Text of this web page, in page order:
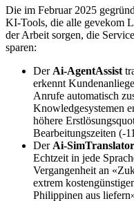
Die im Februar 2025
KI-Tools, die alle gevekom
der Arbeit sorgen, die
sparen:
Der Ai-AgentAssist
erkennt
Anrufe automatisch
Knowledgesystemen
höhere
Bearbeitungszeiten (-
Der Ai-SimTranslator
Echtzeit in jede
Vergangenheit an
extrem
Philippinen aus